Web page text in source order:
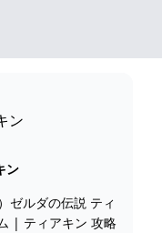
ン
ン
ゼルダの伝説 ティ
| ティアキン 攻略